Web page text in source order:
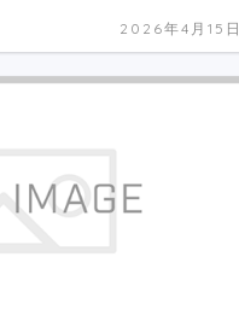
2026年4月15日